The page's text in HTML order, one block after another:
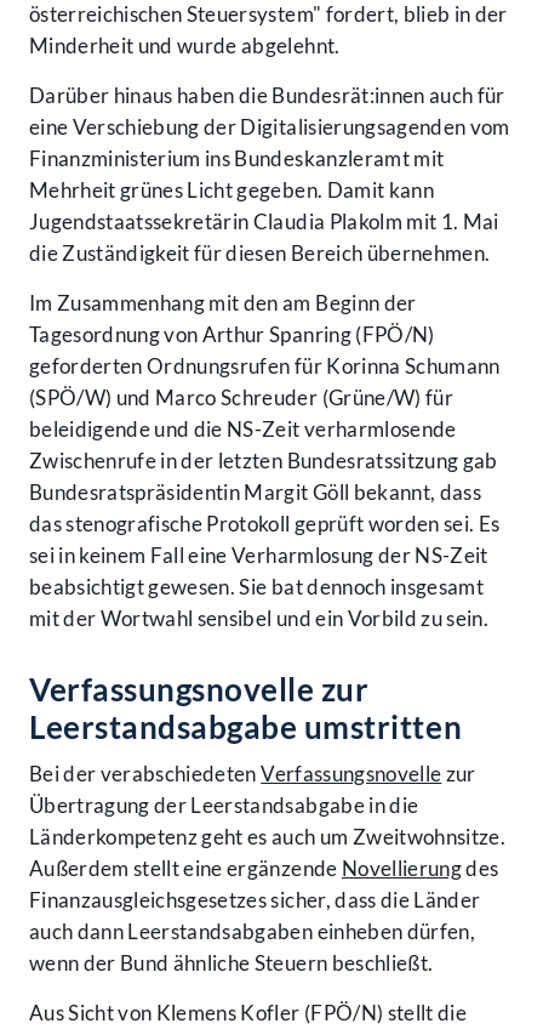
österreichischen Steuersystem" fordert, blieb in der
Minderheit und wurde abgelehnt.
Darüber hinaus haben die Bundesrät:innen auch für
eine Verschiebung der Digitalisierungsagenden vom
Finanzministerium ins Bundeskanzleramt mit
Mehrheit grünes Licht gegeben. Damit kann
Jugendstaatssekretärin Claudia Plakolm mit 1. Mai
die Zuständigkeit für diesen Bereich übernehmen.
Im Zusammenhang mit den am Beginn der
Tagesordnung von Arthur Spanring (FPÖ/N)
geforderten Ordnungsrufen für Korinna Schumann
(SPÖ/W) und Marco Schreuder (Grüne/W) für
beleidigende und die NS-Zeit verharmlosende
Zwischenrufe in der letzten Bundesratssitzung gab
Bundesratspräsidentin Margit Göll bekannt, dass
das stenografische Protokoll geprüft worden sei. Es
sei in keinem Fall eine Verharmlosung der NS-Zeit
beabsichtigt gewesen. Sie bat dennoch insgesamt
mit der Wortwahl sensibel und ein Vorbild zu sein.
Verfassungsnovelle zur
Leerstandsabgabe umstritten
Bei der verabschiedetenVerfassungsnovellezur
Übertragung der Leerstandsabgabe in die
Länderkompetenz geht es auch um Zweitwohnsitze.
Außerdem stellt eine ergänzende Novellierungdes
Finanzausgleichsgesetzes sicher, dass die Länder
auch dann Leerstandsabgaben einheben dürfen,
wenn der Bund ähnliche Steuern beschließt.
Aus Sicht von Klemens Kofler (FPÖ/N) stellt die